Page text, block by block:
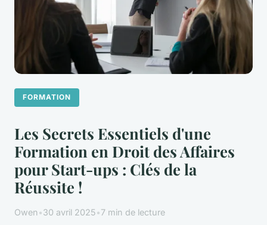
FORMATION
Les Secrets Essentiels d'une
Formation en Droit des Affaires
pour Start-ups : Clés de la
Réussite !
Owen•30 avril 2025•7 min de lecture